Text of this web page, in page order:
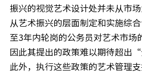
振兴的视觉艺术设计处并未从市
从艺术振兴的层面制定和实施综
至3年内轮岗的公务员对艺术市场
因此其提出的政策难以期待超出
此外，执行这些政策的艺术管理